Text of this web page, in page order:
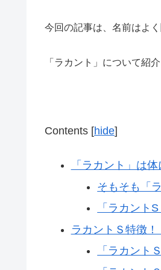
今回の記事は、名前はよ
「ラカント」について紹
Contents [hide]
「ラカント」は
そもそも「
「ラカント
ラカントＳ特徴
「ラカント